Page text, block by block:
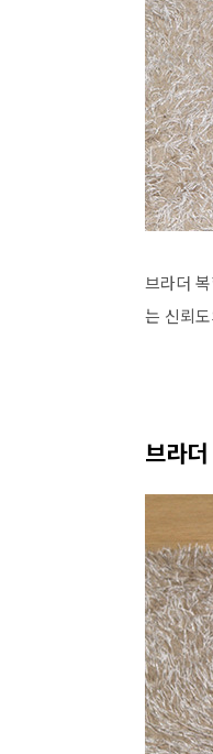
브라더
는 신뢰
브라